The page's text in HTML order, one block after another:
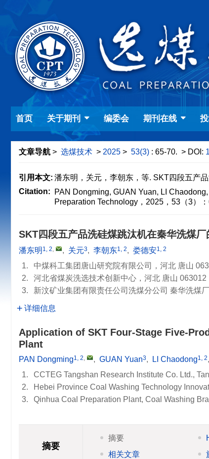
首页 关于期刊 编委会 期刊在线
文章导航 > 选煤技术 > 2025 > 53(3) : 65-70. > DOI:
引用本文: 潘东明，关元，李朝东，等. SKT四段五产
Citation:
PAN Dongming, GUAN Yuan, LI
Preparation Technology，2025，53（3）
SKT四段五产品洗硅煤跳汰机在秦华洗煤厂
潘东明 1, 2, , 关元3, 李朝东1, 2, 娄德安1, 2
1.
中煤科工集团唐山研究院有限公司，河北 唐山
2.
河北省煤炭洗选技术创新中心，河北 唐山 063012
3.
新汶矿业集团有限责任公司洗煤分公司 秦华洗煤
详细信息
Application of SKT Four-Stage Five-
Plant
PAN Dongming1, 2, , GUAN Yuan3, LI Chaodong1, 2,
1.
CCTEG Tangshan Research Institute Co. Ltd.,
2.
Hebei Province Coal Washing Technology
3.
Qinhua Coal Preparation Plant, Coal Washing
摘要
摘要
相关文章